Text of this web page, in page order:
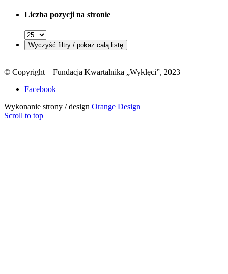
Liczba pozycji na stronie
© Copyright – Fundacja Kwartalnika „Wyklęci”, 2023
Facebook
Wykonanie strony / design Orange Design
Scroll to top